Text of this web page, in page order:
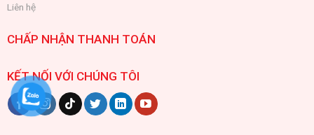
Liên hệ
CHẤP NHẬN THANH TOÁN
KẾT NỐI VỚI CHÚNG TÔI